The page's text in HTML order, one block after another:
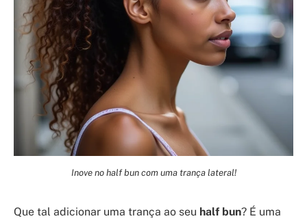
Inove no half bun com uma trança lateral!
Que tal adicionar uma trança ao seu half bun? É uma